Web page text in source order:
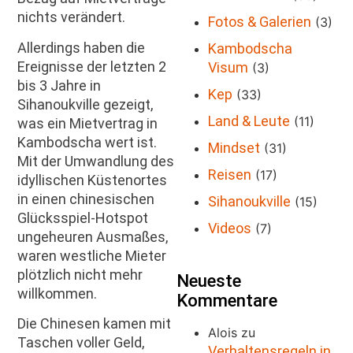
nichts verändert.
Allerdings haben die
Ereignisse der letzten 2
bis 3 Jahre in
Sihanoukville gezeigt,
was ein Mietvertrag in
Kambodscha wert ist.
Mit der Umwandlung des
idyllischen Küstenortes
in einen chinesischen
Glücksspiel-Hotspot
ungeheuren Ausmaßes,
waren westliche Mieter
plötzlich nicht mehr
willkommen.
Die Chinesen kamen mit
Taschen voller Geld,
Fotos & Galerien (3)
Kambodscha
Visum (3)
Kep (33)
Land & Leute (11)
Mindset (31)
Reisen (17)
Sihanoukville (15)
Videos (7)
Neueste
Kommentare
Alois zu